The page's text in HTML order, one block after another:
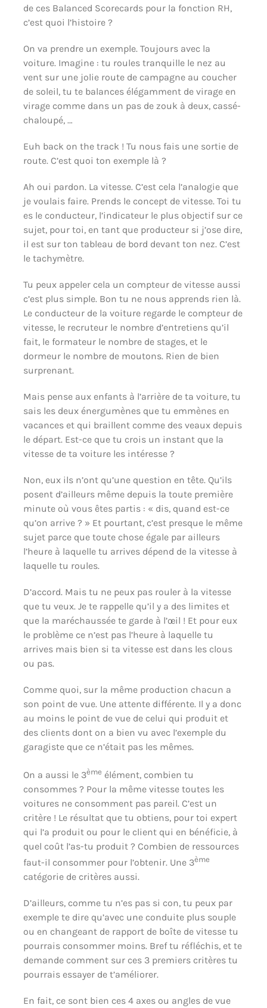
de ces Balanced Scorecards pour la fonction RH,
c’est quoi l’histoire ?
On va prendre un exemple. Toujours avec la
voiture. Imagine : tu roules tranquille le nez au
vent sur une jolie route de campagne au coucher
de soleil, tu te balances élégamment de virage en
virage comme dans un pas de zouk à deux, cassé-
chaloupé, …
Euh back on the track ! Tu nous fais une sortie de
route. C’est quoi ton exemple là ?
Ah oui pardon. La vitesse. C’est cela l’analogie que
je voulais faire. Prends le concept de vitesse. Toi tu
es le conducteur, l’indicateur le plus objectif sur ce
sujet, pour toi, en tant que producteur si j’ose dire,
il est sur ton tableau de bord devant ton nez. C’est
le tachymètre.
Tu peux appeler cela un compteur de vitesse aussi
c’est plus simple. Bon tu ne nous apprends rien là.
Le conducteur de la voiture regarde le compteur de
vitesse, le recruteur le nombre d’entretiens qu’il
fait, le formateur le nombre de stages, et le
dormeur le nombre de moutons. Rien de bien
surprenant.
Mais pense aux enfants à l’arrière de ta voiture, tu
sais les deux énergumènes que tu emmènes en
vacances et qui braillent comme des veaux depuis
le départ. Est-ce que tu crois un instant que la
vitesse de ta voiture les intéresse ?
Non, eux ils n’ont qu’une question en tête. Qu’ils
posent d’ailleurs même depuis la toute première
minute où vous êtes partis : « dis, quand est-ce
qu’on arrive ? » Et pourtant, c’est presque le même
sujet parce que toute chose égale par ailleurs
l’heure à laquelle tu arrives dépend de la vitesse à
laquelle tu roules.
D’accord. Mais tu ne peux pas rouler à la vitesse
que tu veux. Je te rappelle qu’il y a des limites et
que la maréchaussée te garde à l’œil ! Et pour eux
le problème ce n’est pas l’heure à laquelle tu
arrives mais bien si ta vitesse est dans les clous
ou pas.
Comme quoi, sur la même production chacun a
son point de vue. Une attente différente. Il y a donc
au moins le point de vue de celui qui produit et
des clients dont on a bien vu avec l’exemple du
garagiste que ce n’était pas les mêmes.
On a aussi le 3ème élément, combien tu
consommes ? Pour la même vitesse toutes les
voitures ne consomment pas pareil. C’est un
critère ! Le résultat que tu obtiens, pour toi expert
qui l’a produit ou pour le client qui en bénéficie, à
quel coût l’as-tu produit ? Combien de ressources
faut-il consommer pour l’obtenir. Une 3ème
catégorie de critères aussi.
D’ailleurs, comme tu n’es pas si con, tu peux par
exemple te dire qu’avec une conduite plus souple
ou en changeant de rapport de boîte de vitesse tu
pourrais consommer moins. Bref tu réfléchis, et te
demande comment sur ces 3 premiers critères tu
pourrais essayer de t’améliorer.
En fait, ce sont bien ces 4 axes ou angles de vue